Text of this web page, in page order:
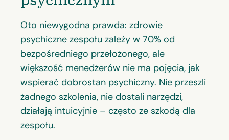
Oto niewygodna prawda: zdrowie
psychiczne zespołu zależy w 70% od
bezpośredniego przełożonego, ale
większość menedżerów nie ma pojęcia, jak
wspierać dobrostan psychiczny. Nie przeszli
żadnego szkolenia, nie dostali narzędzi,
działają intuicyjnie – często ze szkodą dla
zespołu.